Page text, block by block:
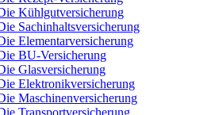
Kühlgutversicherung
Sachinhaltsversicherung
Elementarversicherung
BU-Versicherung
Glasversicherung
Elektronikversicherung
Maschinenversicherung
Transportversicherung